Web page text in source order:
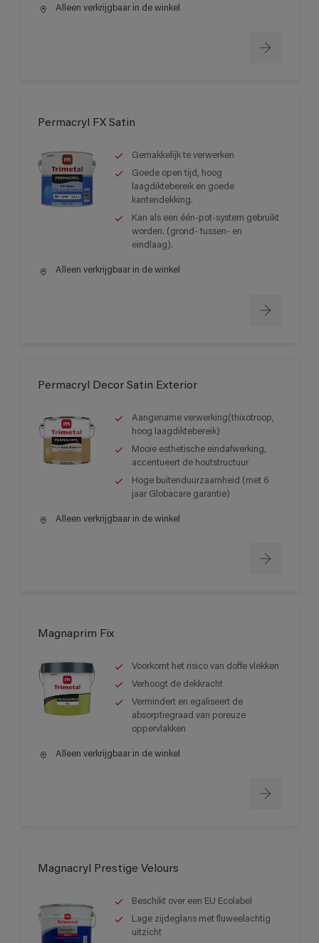
Alleen verkrijgbaar in de winkel
Permacryl FX Satin
Gemakkelijk te verwerken
Goede open tijd, hoog
laagdiktebereik en goede
kantendekking.
Kan als een één-pot-system gebruikt
worden. (grond- tussen- en
eindlaag).
Alleen verkrijgbaar in de winkel
Permacryl Decor Satin Exterior
Aangename verwerking(thixotroop,
hoog laagdiktebereik)
Mooie esthetische eindafwerking,
accentueert de houtstructuur
Hoge buitenduurzaamheid (met 6
jaar Globacare garantie)
Alleen verkrijgbaar in de winkel
Magnaprim Fix
Voorkomt het risico van doffe vlekken
Verhoogt de dekkracht
Vermindert en egaliseert de
absorptiegraad van poreuze
oppervlakken
Alleen verkrijgbaar in de winkel
Magnacryl Prestige Velours
Beschikt over een EU Ecolabel
Lage zijdeglans met fluweelachtig
uitzicht